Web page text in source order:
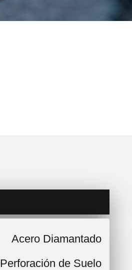
Acero Diamantado
Perforación de Suelo